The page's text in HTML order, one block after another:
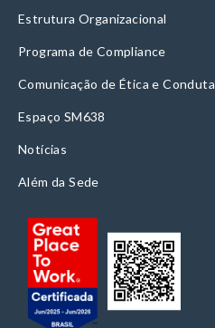
Estrutura Organizacional
Programa de Compliance
Comunicação de Ética e Conduta
Espaço SM638
Notícias
Além da Sede